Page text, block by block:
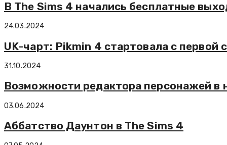
В The Sims 4 начались бесплатные
24.03.2024
UK-чарт: Pikmin 4 стартовала с первой
31.10.2024
Возможности редактора персонажей в
03.06.2024
Аббатство Даунтон в The Sims 4